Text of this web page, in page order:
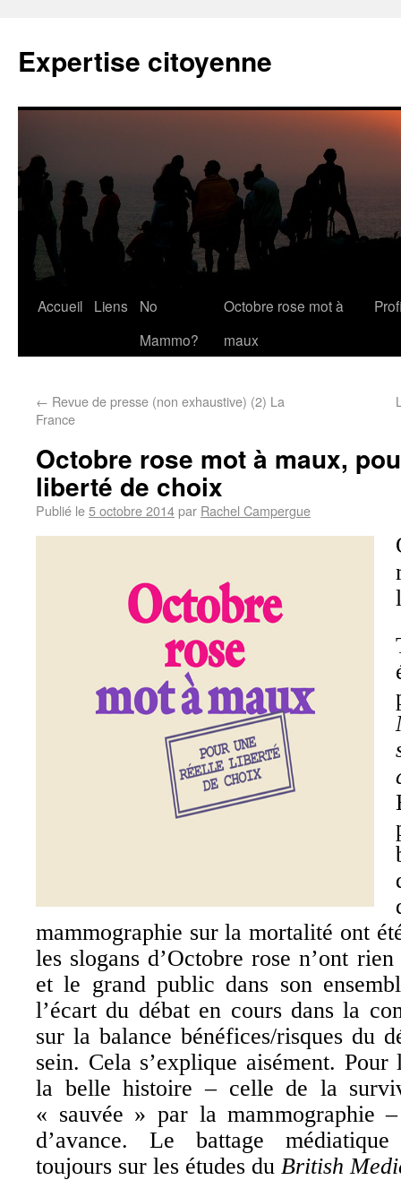
Expertise citoyenne
Accueil Liens
No
Mammo?
Octobre rose mot à
maux
← Revue de presse (non exhaustive) (2) La
France
Octobre rose mot à maux,
liberté de choix
Publié le5 octobre 2014par Rachel Campergue
mammographie sur la mortalité ont
les slogans d’Octobre rose n’ont
et le grand public dans son
l’écart du débat en cours dans la
sur la balance bénéfices/risques du
sein. Cela s’explique aisément.
la belle histoire – celle de la
« sauvée » par la mammographie
d’avance. Le battage médiatique
toujours sur les études du British